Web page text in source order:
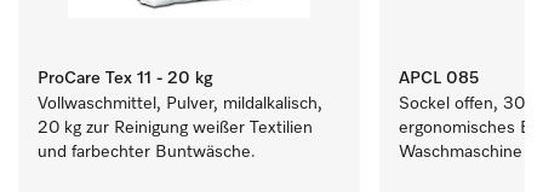
ProCare Tex 11 - 20 kg
Vollwaschmittel, Pulver, mildalkalisch,
20 kg zur Reinigung weißer Textilien
und farbechter Buntwäsche.
APCL 085
Sockel offen, 30
ergonomisches
Waschmaschine